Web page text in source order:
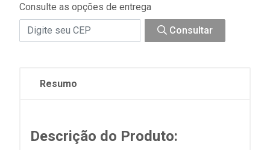
Consulte as opções de entrega
Consultar
Resumo
Descrição do Produto: